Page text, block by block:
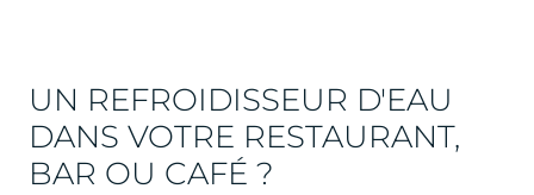
UN REFROIDISSEUR D'EAU
DANS VOTRE RESTAURANT,
BAR OU CAFÉ ?